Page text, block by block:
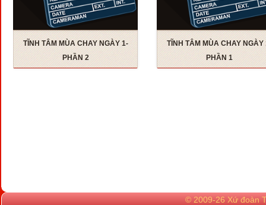
TĨNH TÂM MÙA CHAY NGÀY 1-
PHẦN 2
TĨNH TÂM MÙA CHAY NGÀY
PHẦN 1
© 2009-26 Xứ đoàn